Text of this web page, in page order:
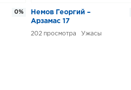
0%
Немов Георгий –
Арзамас 17
202 Ужасы